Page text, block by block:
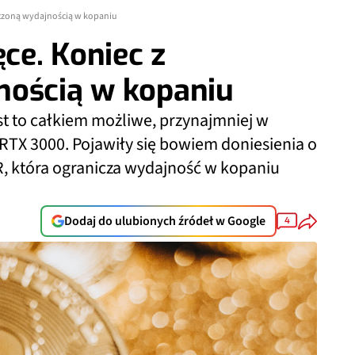
wydajnością w kopaniu
Koniec z
w kopaniu
to całkiem możliwe, przynajmniej w
3000. Pojawiły się bowiem doniesienia o
która ogranicza wydajność w kopaniu
Dodaj do ulubionych źródeł w Google 4